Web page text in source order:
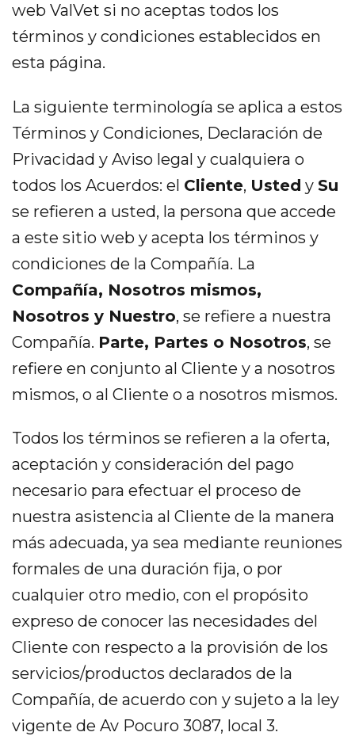
web ValVet si no aceptas todos los
términos y condiciones establecidos en
esta página.
La siguiente terminología se aplica a estos
Términos y Condiciones, Declaración de
Privacidad y Aviso legal y cualquiera o
todos los Acuerdos: el Cliente, Usted y Su
se refieren a usted, la persona que accede
a este sitio web y acepta los términos y
condiciones de la Compañía. La
Compañía, Nosotros mismos,
Nosotros y Nuestro, se refiere a nuestra
Compañía. Parte, Partes o Nosotros, se
refiere en conjunto al Cliente y a nosotros
mismos, o al Cliente o a nosotros mismos.
Todos los términos se refieren a la oferta,
aceptación y consideración del pago
necesario para efectuar el proceso de
nuestra asistencia al Cliente de la manera
más adecuada, ya sea mediante reuniones
formales de una duración fija, o por
cualquier otro medio, con el propósito
expreso de conocer las necesidades del
Cliente con respecto a la provisión de los
servicios/productos declarados de la
Compañía, de acuerdo con y sujeto a la ley
vigente de Av Pocuro 3087, local 3.